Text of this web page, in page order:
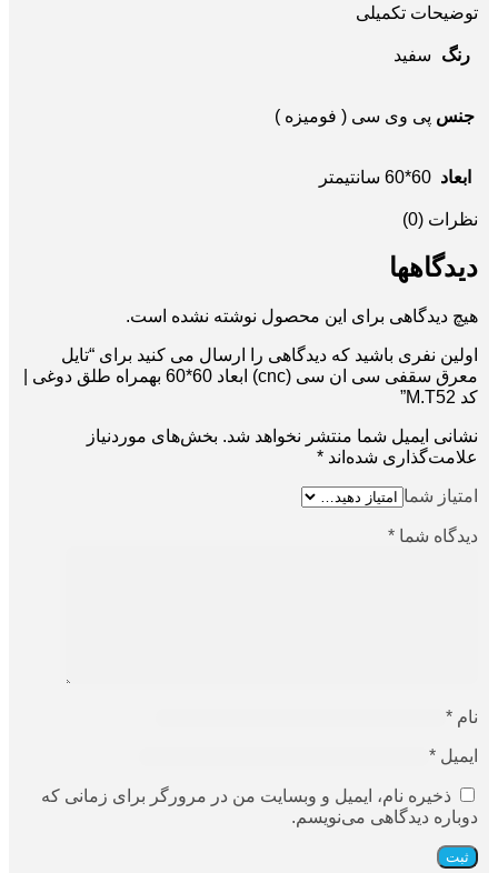
توضیحات تکمیلی
رنگ سفید
جنس پی وی سی ( فومیزه )
ابعاد 60*60 سانتیمتر
نظرات (0)
دیدگاهها
هیچ دیدگاهی برای این محصول نوشته نشده است.
اولین نفری باشید که دیدگاهی را ارسال می کنید برای “تایل
معرق سقفی سی ان سی (cnc) ابعاد 60*60 بهمراه طلق دوغی |
کد M.T52”
نشانی ایمیل شما منتشر نخواهد شد. بخش‌های موردنیاز
علامت‌گذاری شده‌اند *
امتیاز شما
دیدگاه شما *
نام *
ایمیل *
ذخیره نام، ایمیل و وبسایت من در مرورگر برای زمانی که
دوباره دیدگاهی می‌نویسم.